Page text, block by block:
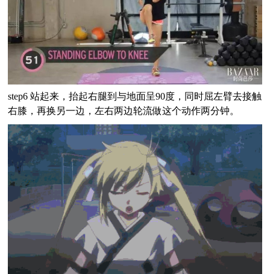
step6 站起来，抬起右腿到与地面呈90度，同时屈左臂去接触
右膝，再换另一边，左右两边轮流做这个动作两分钟。